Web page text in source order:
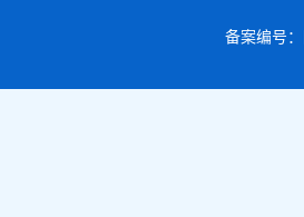
备案编号：